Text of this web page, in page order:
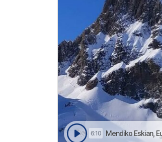
6:10 Mendiko Eskian,